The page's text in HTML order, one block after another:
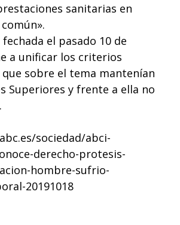
sanitarias en
el pasado 10 de
a unificar los criterios
sobre el tema mantenían
Superiores y frente a ella no
sociedad/abci-
derecho-protesis-
hombre-sufrio-
20191018